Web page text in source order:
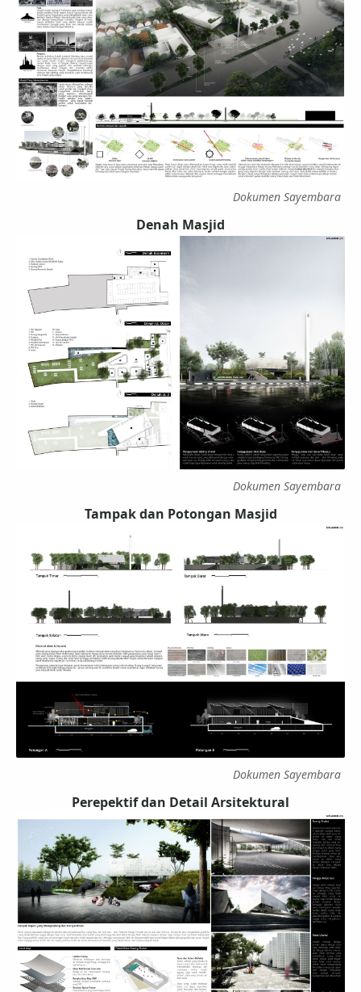
Dokumen Sayembara
Denah Masjid
Dokumen Sayembara
Tampak dan Potongan Masjid
Dokumen Sayembara
Perepektif dan Detail Arsitektural